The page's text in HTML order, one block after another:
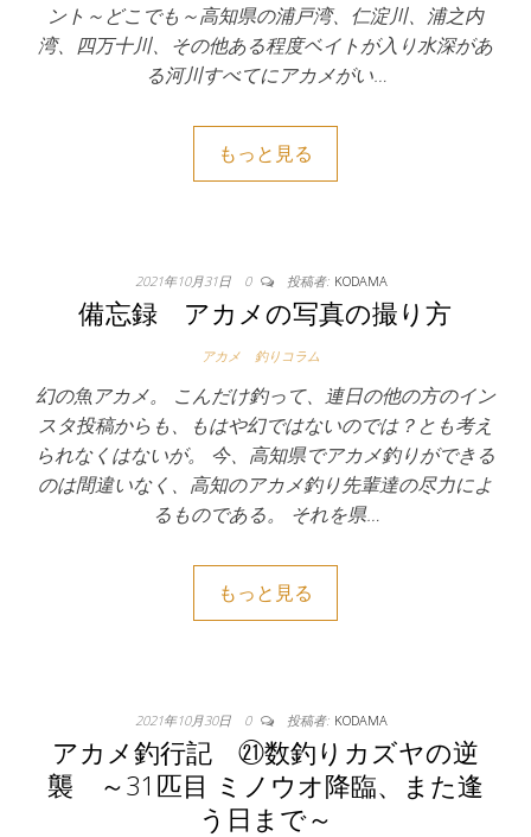
ント～どこでも～高知県の浦戸湾、仁淀川、浦之内
湾、四万十川、その他ある程度ベイトが入り水深があ
る河川すべてにアカメがい…
もっと見る
2021年10月31日 0 投稿者: KODAMA
備忘録 アカメの写真の撮り方
アカメ 釣りコラム
幻の魚アカメ。 こんだけ釣って、連日の他の方のイン
スタ投稿からも、もはや幻ではないのでは？とも考え
られなくはないが。 今、高知県でアカメ釣りができる
のは間違いなく、高知のアカメ釣り先輩達の尽力によ
るものである。 それを県…
もっと見る
2021年10月30日 0 投稿者: KODAMA
アカメ釣行記 ㉑数釣りカズヤの逆
襲 ～31匹目 ミノウオ降臨、また逢
う日まで～